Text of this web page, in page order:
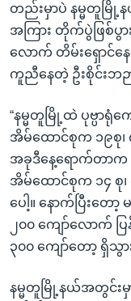
တည်းမှာပဲ နမ္မတူမြို့န
အကြား တိုက်ပွဲဖြစ်ပွာ
လောက် တိမ်းရှောင်န
ကူညီနေတဲ့ ဦးစိုင်းဘ
“နမ္မတူမြို့ထဲ ပုဗ္ပာရုံ
အိမ်ထောင်စုက ၁၉စု၊ က
အခုဒီနေ့ရောက်တာက
အိမ်ထောင်စုက ၁၄ စု၊
ပေါ့။ နောက်ပြီးတော့
၂၀၀ ကျော်လောက်
၃၀၀ ကျော်တော့ ရှိသွာ
နမ္မတူမြို့နယ်အတွင်းမှ